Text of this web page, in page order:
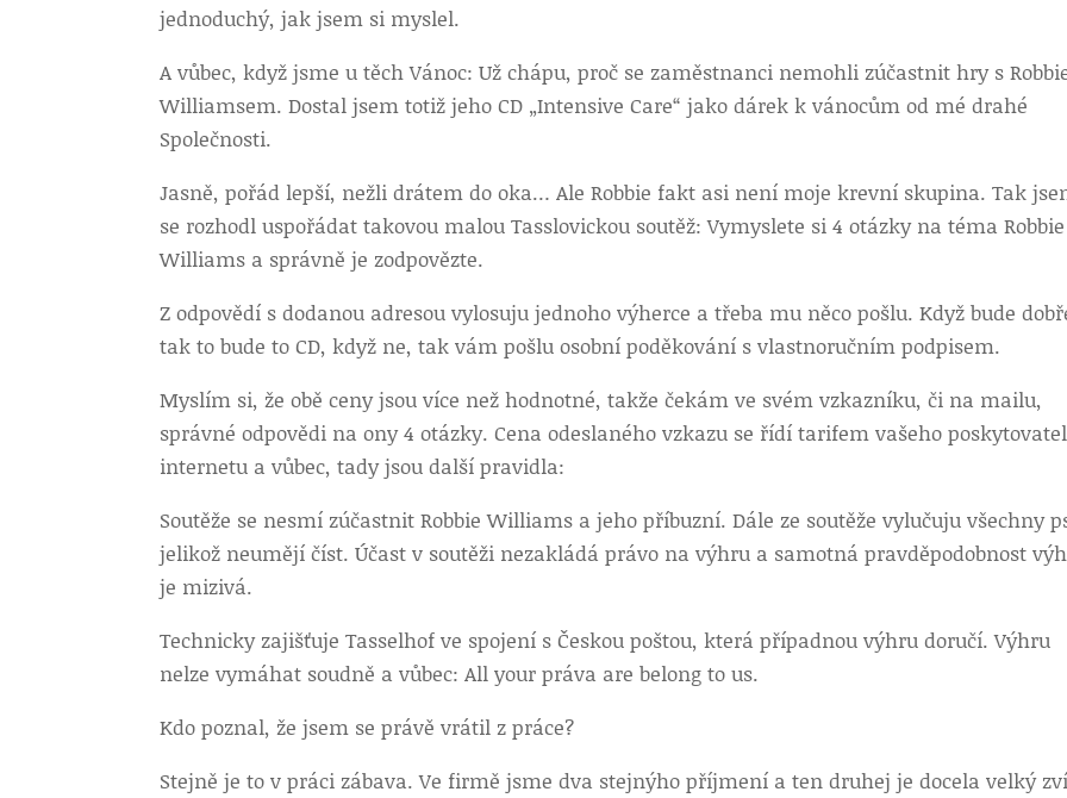
jednoduchý, jak jsem si myslel.
A vůbec, když jsme u těch Vánoc: Už chápu, proč se zaměstnanci nemohli zúčastnit hry s
Williamsem. Dostal jsem totiž jeho CD „Intensive Care“ jako dárek k vánocům od mé drahé
Společnosti.
Jasně, pořád lepší, nežli drátem do oka… Ale Robbie fakt asi není moje krevní skupina. Tak
se rozhodl uspořádat takovou malou Tasslovickou soutěž: Vymyslete si 4 otázky na téma Robbie
Williams a správně je zodpovězte.
Z odpovědí s dodanou adresou vylosuju jednoho výherce a třeba mu něco pošlu. Když bude
tak to bude to CD, když ne, tak vám pošlu osobní poděkování s vlastnoručním podpisem.
Myslím si, že obě ceny jsou více než hodnotné, takže čekám ve svém vzkazníku, či na mailu,
správné odpovědi na ony 4 otázky. Cena odeslaného vzkazu se řídí tarifem vašeho
internetu a vůbec, tady jsou další pravidla:
Soutěže se nesmí zúčastnit Robbie Williams a jeho příbuzní. Dále ze soutěže vylučuju všechny
jelikož neumějí číst. Účast v soutěži nezakládá právo na výhru a samotná pravděpodobnost
je mizivá.
Technicky zajišťuje Tasselhof ve spojení s Českou poštou, která případnou výhru doručí. Výhru
nelze vymáhat soudně a vůbec: All your práva are belong to us.
Kdo poznal, že jsem se právě vrátil z práce?
Stejně je to v práci zábava. Ve firmě jsme dva stejnýho příjmení a ten druhej je docela velký